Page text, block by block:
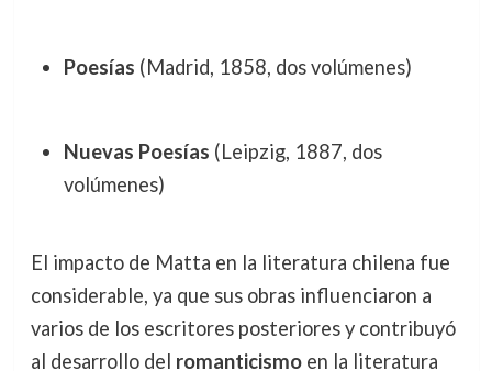
Poesías (Madrid, 1858, dos volúmenes)
Nuevas Poesías (Leipzig, 1887, dos
volúmenes)
El impacto de Matta en la literatura chilena fue
considerable, ya que sus obras influenciaron a
varios de los escritores posteriores y contribuyó
al desarrollo del romanticismoen la literatura